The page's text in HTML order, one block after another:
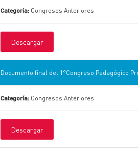
Categoría: Congresos Anteriores
Descargar
Documento final del 1°Congreso Pedagógico
Categoría: Congresos Anteriores
Descargar